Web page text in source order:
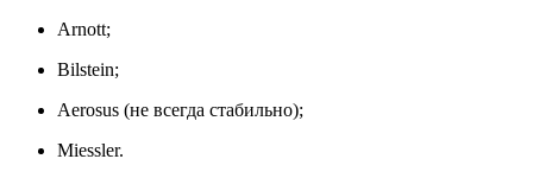
Arnott;
Bilstein;
Aerosus (не всегда стабильно);
Miessler.